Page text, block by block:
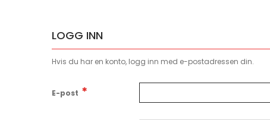
LOGG INN
Hvis du har en konto, logg inn med e-postadressen din.
E-post